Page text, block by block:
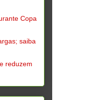
Copa
saiba
reduzem